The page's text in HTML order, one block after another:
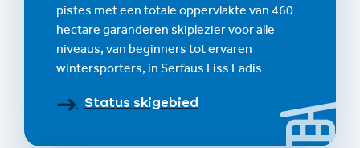
pistes met een totale oppervlakte van 460
hectare garanderen skiplezier voor alle
niveaus, van beginners tot ervaren
wintersporters, in Serfaus Fiss Ladis.
Status skigebied